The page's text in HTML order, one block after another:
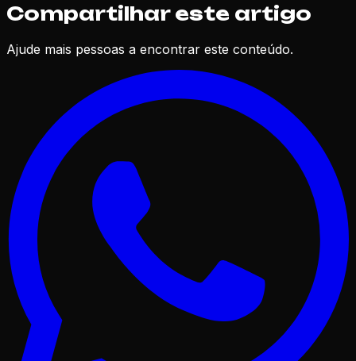
Compartilhar este artigo
Ajude mais pessoas a encontrar este conteúdo.